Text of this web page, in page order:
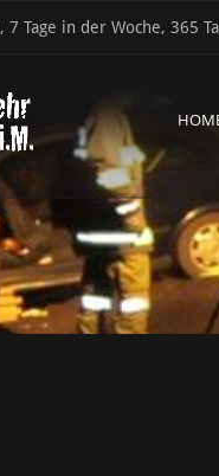
7 Tage in der Woche,